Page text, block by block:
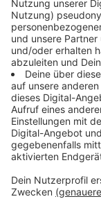
gut, sagte ein
den
Vandalismus
wurde
Auswertung
zuletzt zu 70%
Bahn wegen
3,6 Millionen
Anzeige